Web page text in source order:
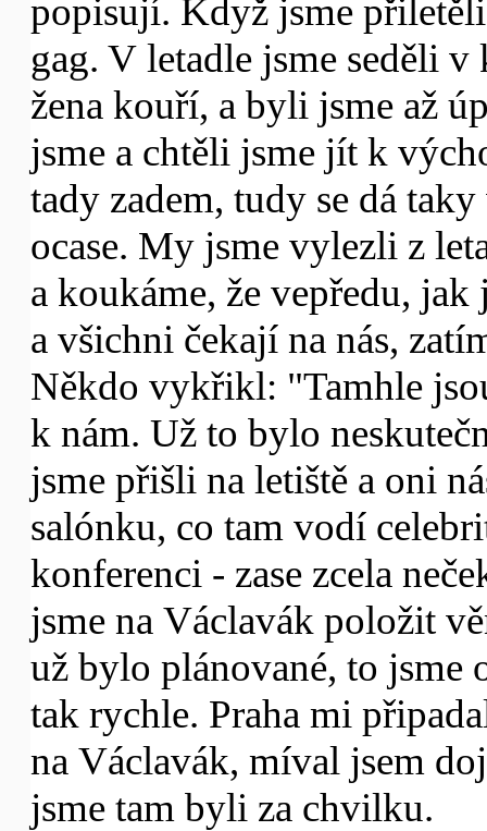
popisují. Když jsme
gag. V letadle jsme seděli
žena kouří, a byli jsme až
jsme a chtěli jsme jít k
tady zadem, tudy se dá
ocase. My jsme vylezli z
a koukáme, že vepředu,
a všichni čekají na nás,
Někdo vykřikl: "Tamhle
k nám. Už to bylo
jsme přišli na letiště a oni
salónku, co tam vodí
konferenci - zase zcela
jsme na Václavák položit
už bylo plánované, to jsme
tak rychle. Praha mi
na Václavák, míval jsem
jsme tam byli za chvilku.